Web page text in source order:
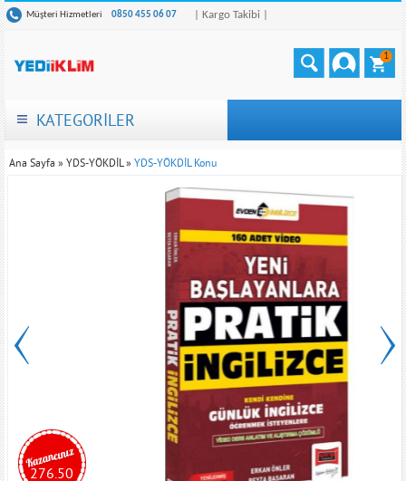
Müşteri Hizmetleri 0850 455 06 07 | Kargo Takibi |
1
KATEGORİLER
Ana Sayfa » YDS-YÖKDİL » YDS-YÖKDİL Konu
276.50